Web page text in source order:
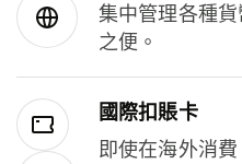
集中管理各種
之便。
國際扣賬卡
即使在海外消